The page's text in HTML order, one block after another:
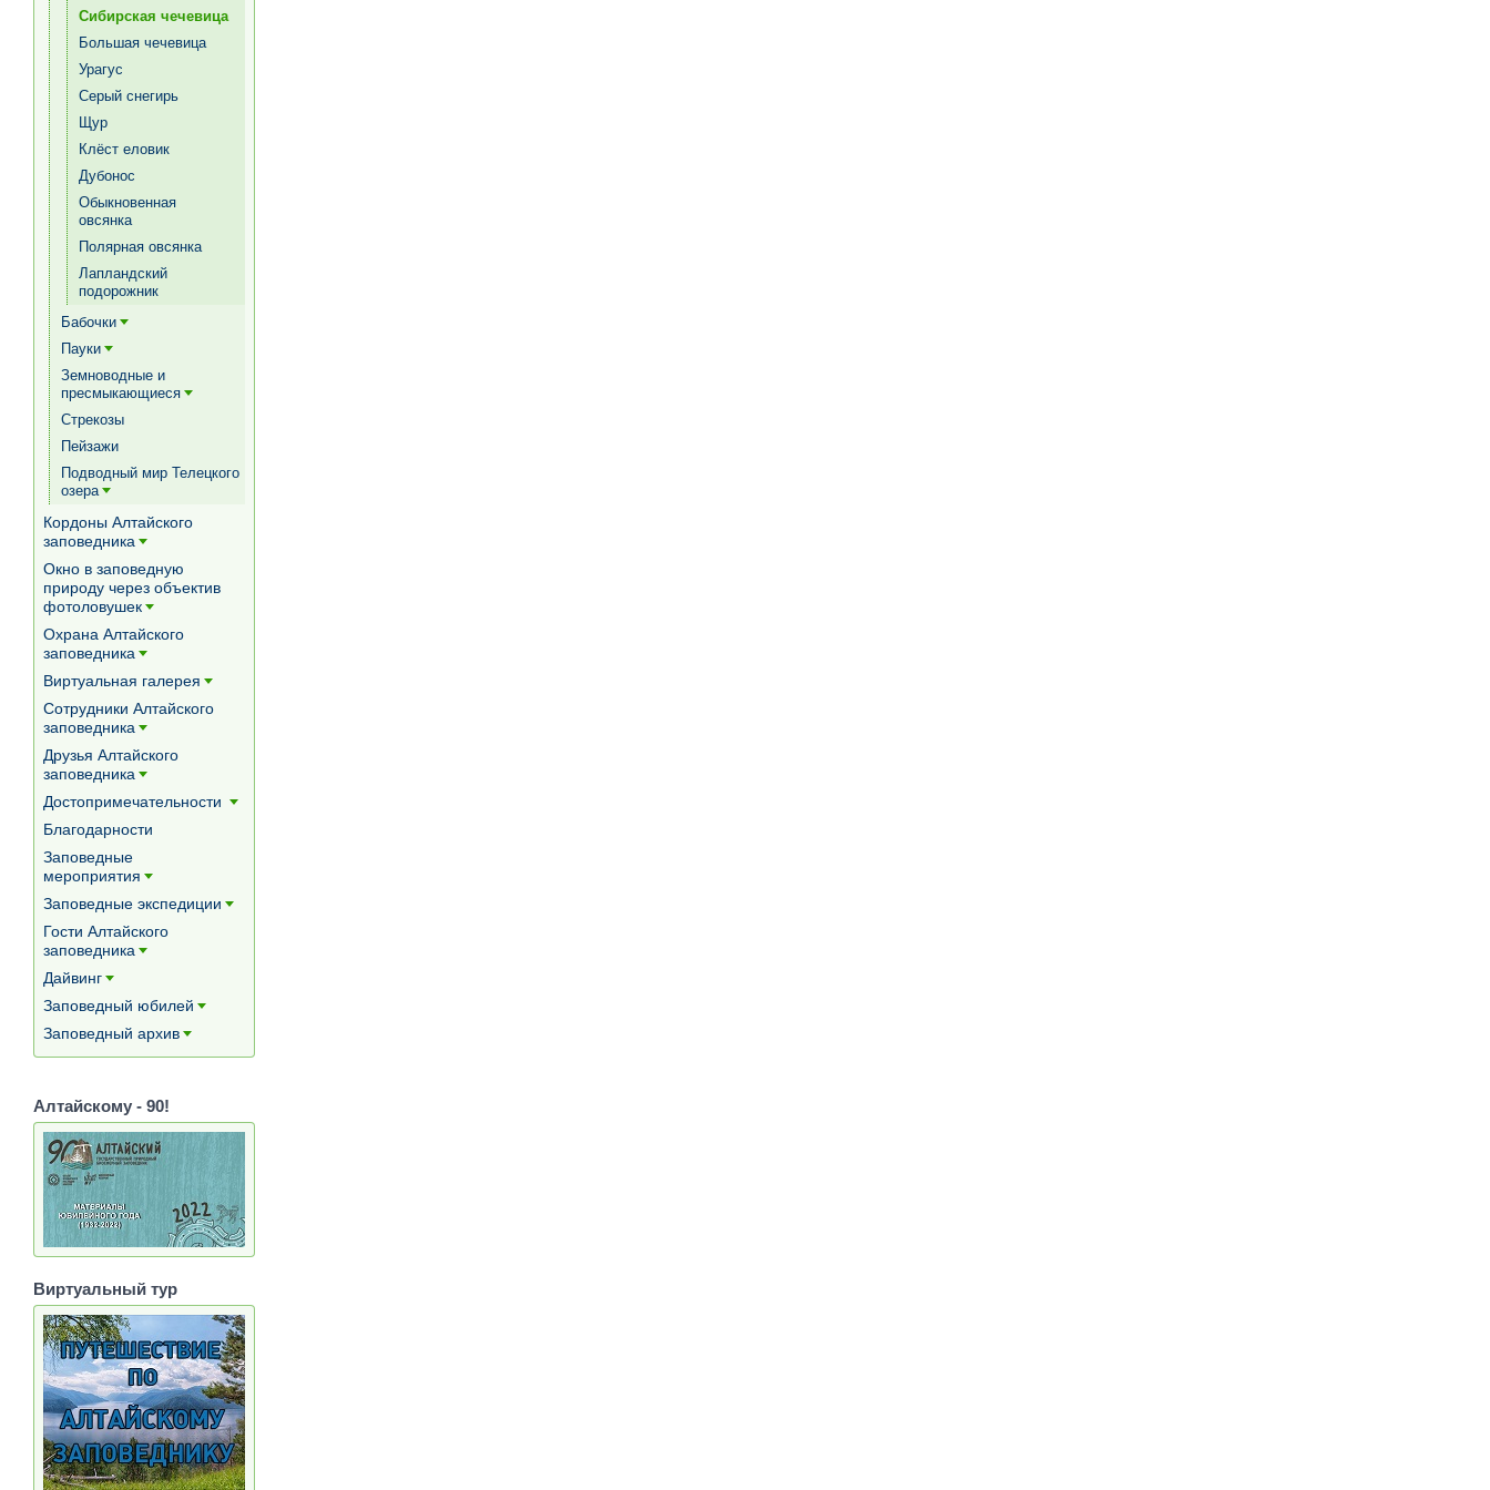
Сибирская чечевица
Большая чечевица
Урагус
Серый снегирь
Щур
Клёст еловик
Дубонос
Обыкновенная
овсянка
Полярная овсянка
Лапландский
подорожник
Бабочки
Пауки
Земноводные и
пресмыкающиеся
Стрекозы
Пейзажи
Подводный мир Телецкого
озера
Кордоны Алтайского
заповедника
Окно в заповедную
природу через объектив
фотоловушек
Охрана Алтайского
заповедника
Виртуальная галерея
Сотрудники Алтайского
заповедника
Друзья Алтайского
заповедника
Достопримечательности
Благодарности
Заповедные
мероприятия
Заповедные экспедиции
Гости Алтайского
заповедника
Дайвинг
Заповедный юбилей
Заповедный архив
Алтайскому - 90!
Виртуальный тур